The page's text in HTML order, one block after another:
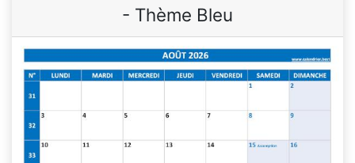
- Thème Bleu